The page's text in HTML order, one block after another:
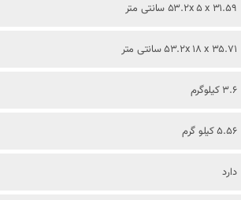
31.59 53.2x 5 x سانتی متر
35.71 53.2x 18 x سانتی متر
3.6 کیلوگرم
5.56 کیلو گرم
دارد